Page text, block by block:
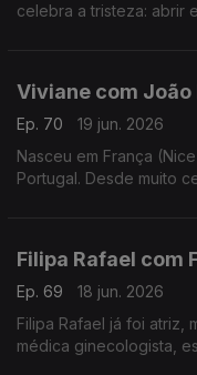
celebra a tristeza: abrir
Viviane com João
Ep. 70
19 jun. 2026
Nasceu em França
Portugal. Desde muito
Filipa Rafael com
Ep. 69
18 jun. 2026
Filipa Rafael já foi atriz,
médica ginecologista,